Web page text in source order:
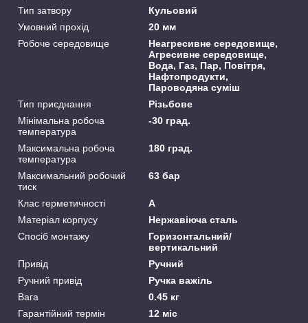
Тип затвору
Кульовий
Умовний прохід
20 мм
Робоче середовище
Неагресивне середовище,
Агресивне середовище,
Вода, Газ, Пар, Повітря,
Нафтопродукти,
Пароводяна суміш
Тип приєднання
Різьбове
Мінімальна робоча
температура
-30 град.
Максимальна робоча
температура
180 град.
Максимальний робочий
тиск
63 бар
Клас герметичності
А
Матеріал корпусу
Нержавіюча сталь
Спосіб монтажу
Горизонтальний/
вертикальний
Привід
Ручний
Ручний привід
Ручка важіль
Вага
0.45 кг
Гарантійний термін
12 міс